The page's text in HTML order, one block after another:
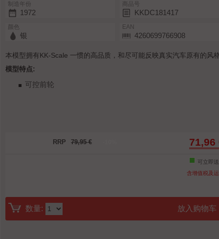
制造年份
1972
商品号
KKDC181417
颜色
银
EAN
4260699766908
本模型拥有KK-Scale 一惯的高品质，和尽可能反映真实汽车原有的风
模型特点:
可控前轮
RRP 79,95 € 71,96
可立即
含增值税及
数量: 放入购物车